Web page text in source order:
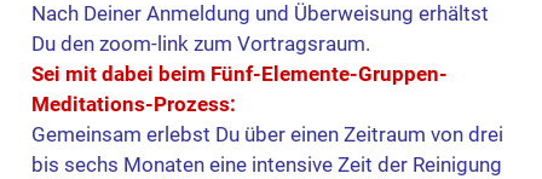
Nach Deiner Anmeldung und Überweisung erhältst
Du den zoom-link zum Vortragsraum.
Sei mit dabei beim Fünf-Elemente-Gruppen-
Meditations-Prozess:
Gemeinsam erlebst Du über einen Zeitraum von drei
bis sechs Monaten eine intensive Zeit der Reinigung